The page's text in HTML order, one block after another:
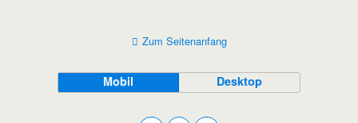
Zum Seitenanfang
Mobil Desktop